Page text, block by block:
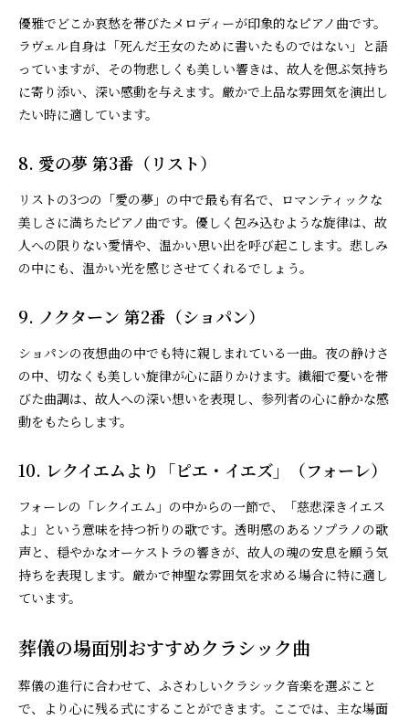
優雅でどこか哀愁を帯びたメロディーが印象的なピアノ曲です。
ラヴェル自身は「死んだ王女のために書いたものではない」と語
っていますが、その物悲しくも美しい響きは、故人を偲ぶ気持ち
に寄り添い、深い感動を与えます。厳かで上品な雰囲気を演出し
たい時に適しています。
8. 愛の夢 第3番（リスト）
リストの3つの「愛の夢」の中で最も有名で、ロマンティックな
美しさに満ちたピアノ曲です。優しく包み込むような旋律は、故
人への限りない愛情や、温かい思い出を呼び起こします。悲しみ
の中にも、温かい光を感じさせてくれるでしょう。
9. ノクターン 第2番（ショパン）
ショパンの夜想曲の中でも特に親しまれている一曲。夜の静けさ
の中、切なくも美しい旋律が心に語りかけます。繊細で憂いを帯
びた曲調は、故人への深い想いを表現し、参列者の心に静かな感
動をもたらします。
10. レクイエムより「ピエ・イエズ」（フォーレ）
フォーレの「レクイエム」の中からの一節で、「慈悲深きイエス
よ」という意味を持つ祈りの歌です。透明感のあるソプラノの歌
声と、穏やかなオーケストラの響きが、故人の魂の安息を願う気
持ちを表現します。厳かで神聖な雰囲気を求める場合に特に適し
ています。
葬儀の場面別おすすめクラシック曲
葬儀の進行に合わせて、ふさわしいクラシック音楽を選ぶこと
で、より心に残る式にすることができます。ここでは、主な場面